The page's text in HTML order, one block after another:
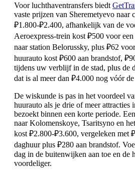
Voor luchthaventransfers biedt
vaste prijzen van Sheremetyevo naar
₽1.800-₽2.400, afhankelijk van de
Aeroexpress-trein kost ₽500 voor
naar station Belorussky, plus ₽62
huurauto kost ₽600 aan brandstof,
tijdens uw verblijf in de stad, plus
dat is al meer dan ₽4.000 nog vóór
De wiskunde is pas in het voordeel
huurauto als je drie of meer attracties
bezoekt binnen een korte periode.
naar Kolomenskoye, Tsaritsyno en
kost ₽2.800-₽3.600, vergeleken met
daghuur plus ₽280 aan brandstof.
dag in de buitenwijken aan toe en de
voordeliger.